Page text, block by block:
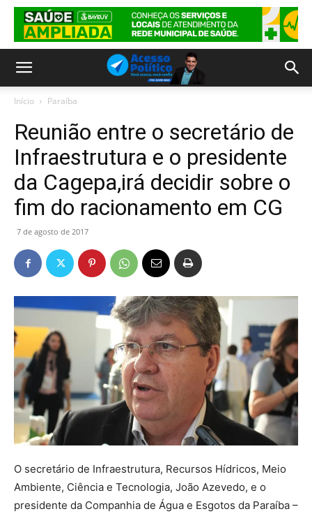
Início Paraíba
Reunião entre o secretário de
Infraestrutura e o presidente
da Cagepa,irá decidir sobre o
fim do racionamento em CG
7 de agosto de 2017
O secretário de Infraestrutura, Recursos Hídricos, Meio
Ambiente, Ciência e Tecnologia, João Azevedo, e o
presidente da Companhia de Água e Esgotos da Paraíba –